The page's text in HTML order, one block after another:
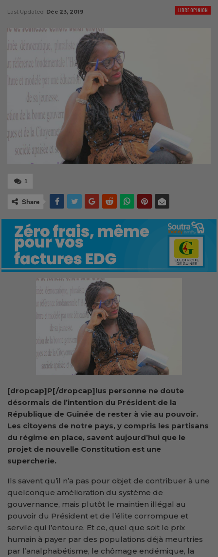
LIBRE OPINION
Last Updated Déc 23, 2019
1
Share
[dropcap]P[/dropcap]lus personne ne doute
désormais de l’intention du Président de la
République de Guinée de rester à vie au pouvoir.
Les citoyens de notre pays, y compris les partisans
du régime en place, savent aujourd’hui que le
projet de nouvelle Constitution est une
supercherie.
Ils savent qu’il n’a pas pour objet de contribuer à une
quelconque amélioration du système de
gouvernance, mais plutôt le maintien illégal au
pouvoir du Président et de l’élite corrompue et
servile qui l’entoure. Et ce, quel que soit le prix
humain à payer par des populations déjà meurtries
par l’analphabétisme, le chômage endémique, la